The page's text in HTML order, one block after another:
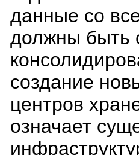
данные со
должны быть
создание
центров
означает